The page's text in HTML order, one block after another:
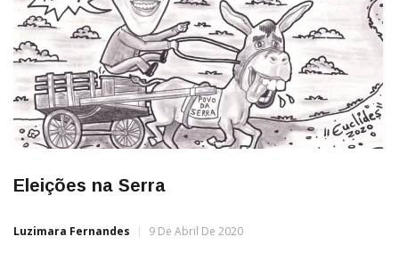
Eleições na Serra
Luzimara Fernandes 9 De Abril De 2020